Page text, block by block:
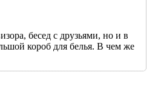
бесед с друзьями, но и в
короб для белья. В чем же